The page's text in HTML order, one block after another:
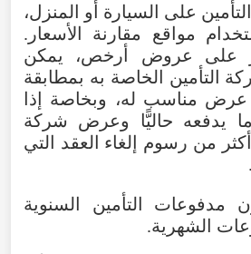
على السيارة أو المنزل،
مواقع مقارنة الأسعار.
على عروض أرخص، يمكن
التأمين الخاصة به بمطابقة
عرض مناسب له، وبخاصة إذا
يدفعه حاليًّا وعرض شركة
أكثر من رسوم إلغاء العقد التي
مدفوعات التأمين السنوية
الشهرية.